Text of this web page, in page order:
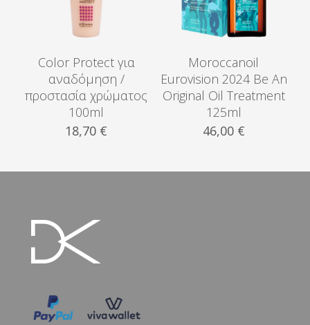
Color Protect για
αναδόμηση /
προστασία χρώματος
100ml
18,70 €
Moroccanoil
Eurovision 2024 Be An
Original Oil Treatment
125ml
46,00 €